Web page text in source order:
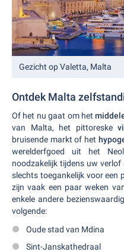
Gezicht op Valetta, Malta
Ontdek Malta
Of het nu gaat om het
van Malta, het pittoreske
bruisende markt of het
werelderfgoed uit het
noodzakelijk tijdens uw
slechts toegankelijk voor een
zijn vaak een paar weken
enkele andere
volgende:
Oude stad van Mdina
Sint-Janskathedraal